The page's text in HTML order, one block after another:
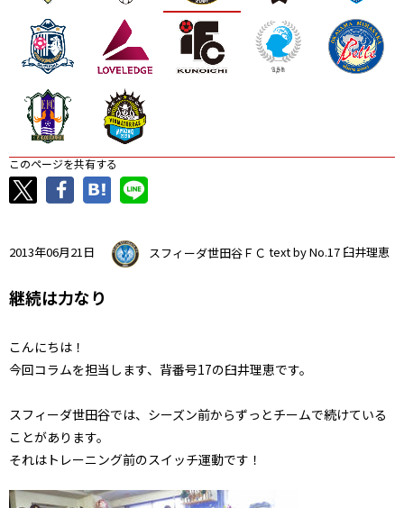
このページを共有する
2013年06月21日 スフィーダ世田谷ＦＣ text by No.17 臼井理恵
継続は力なり
こんにちは！
今回コラムを担当します、背番号17の臼井理恵です。
スフィーダ世田谷では、シーズン前からずっとチームで続けている
ことがあります。
それはトレーニング前のスイッチ運動です！